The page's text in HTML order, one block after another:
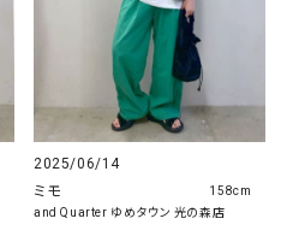
2025/06/14
ミモ
and Quarter ゆめタウン 光の森店
158cm